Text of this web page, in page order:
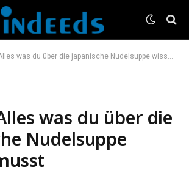
was du über die japanische Nudelsuppe wissen musst
was du über die
Nudelsuppe